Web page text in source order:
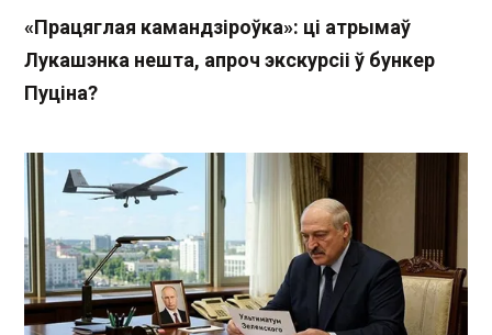
«Працяглая камандзіроўка»: ці атрымаў
Лукашэнка нешта, апроч экскурсіі ў бункер
Пуціна?